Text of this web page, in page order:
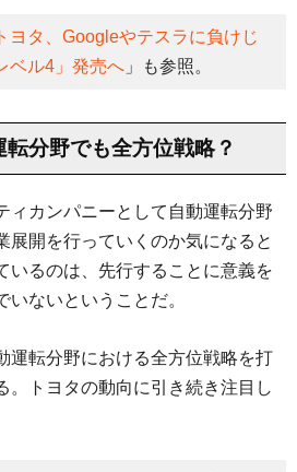
トヨタ、Googleやテスラに負けじ
ベル4」発売へ 」も参照。
分野でも全方位戦略？
ィカンパニーとして自動運転分野
展開を行っていくのか気になると
いるのは、先行することに意義を
いないということだ。
運転分野における全方位戦略を打
。トヨタの動向に引き続き注目し